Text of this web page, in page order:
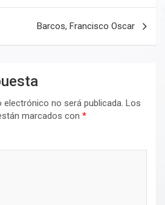
Barcos, Francisco Oscar
no será publicada. Los
marcados con *